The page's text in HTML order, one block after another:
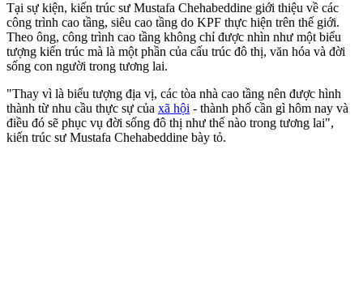
Tại sự kiện, kiến trúc sư Mustafa Chehabeddine giới thiệu về các
công trình cao tầng, siêu cao tầng do KPF thực hiện trên thế giới.
Theo ông, công trình cao tầng không chỉ được nhìn như một biểu
tượng kiến trúc mà là một phần của cấu trúc đô thị, văn hóa và đời
sống con người trong tương lai.
"Thay vì là biểu tượng địa vị, các tòa nhà cao tầng nên được hình
thành từ nhu cầu thực sự của xã hội - thành phố cần gì hôm nay và
điều đó sẽ phục vụ đời sống đô thị như thế nào trong tương lai",
kiến trúc sư Mustafa Chehabeddine bày tỏ.